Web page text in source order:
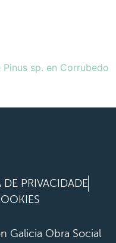
PRIVACIDADE
Galicia Obra Social